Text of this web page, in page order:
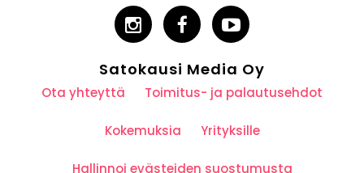
Satokausi Media Oy
Ota yhteyttä Toimitus- ja palautusehdot
Kokemuksia Yrityksille
Hallinnoi evästeiden suostumusta